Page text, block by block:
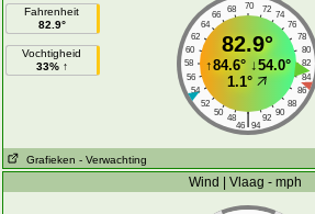
Fahrenheit
82.9°
Vochtigheid
33% ↑
70
68 72
66
74
64
76
62
78
60
80
58
82
56
84
54
86
52
88
50
90
48 92
|
46 94
82.9°
↑84.6°↓54.0°
1.1°
Grafieken - Verwachting
Wind | Vlaag - mph